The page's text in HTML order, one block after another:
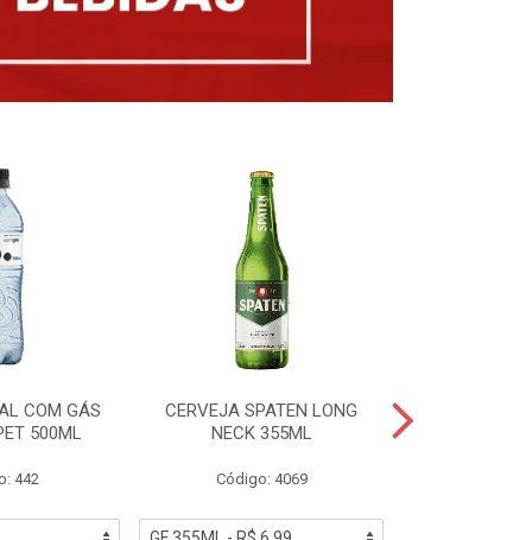
COM GÁS
500ML
442
CERVEJA SPATEN LONG
NECK 355ML
Código: 4069